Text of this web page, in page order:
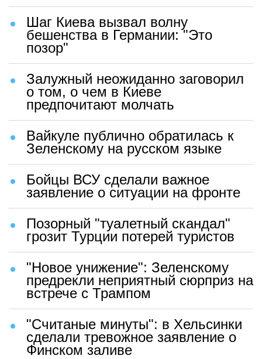
Шаг Киева вызвал волну
бешенства в Германии: "Это
позор"
Залужный неожиданно заговорил
о том, о чем в Киеве
предпочитают молчать
Вайкуле публично обратилась к
Зеленскому на русском языке
Бойцы ВСУ сделали важное
заявление о ситуации на фронте
Позорный "туалетный скандал"
грозит Турции потерей туристов
"Новое унижение": Зеленскому
предрекли неприятный сюрприз на
встрече с Трампом
"Считаные минуты": в Хельсинки
сделали тревожное заявление о
Финском заливе